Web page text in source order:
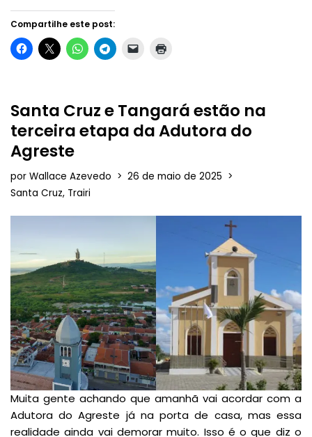
Compartilhe este post:
Santa Cruz e Tangará estão na
terceira etapa da Adutora do
Agreste
por Wallace Azevedo
26 de maio de 2025
Santa Cruz, Trairi
Muita gente achando que amanhã vai acordar com a
Adutora do Agreste já na porta de casa, mas essa
realidade ainda vai demorar muito. Isso é o que diz o